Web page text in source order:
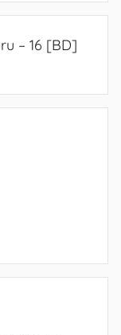
– 16 [BD]